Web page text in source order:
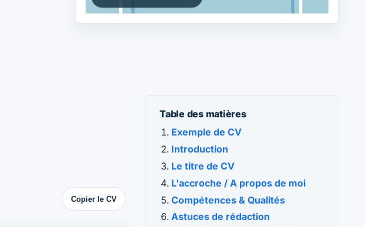
Copier le CV
Table des matières
Exemple de CV
Introduction
Le titre de CV
L'accroche / A propos de moi
Compétences & Qualités
Astuces de rédaction